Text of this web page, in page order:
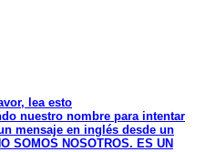
lea esto
nuestro nombre para intentar
mensaje en inglés desde un
SOMOS NOSOTROS. ES UN